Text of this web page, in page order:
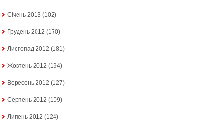
Січень 2013 (102)
Грудень 2012 (170)
Листопад 2012 (181)
Жовтень 2012 (194)
Вересень 2012 (127)
Серпень 2012 (109)
Липень 2012 (124)